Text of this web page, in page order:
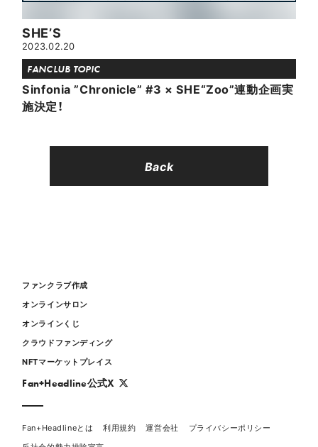
SHE’S
2023.02.20
FANCLUB TOPIC
Sinfonia ”Chronicle” #3 × SHE“Zoo”連動企画実
施決定！
Back
ファンクラブ作成
オンラインサロン
オンラインくじ
クラウドファンディング
NFTマーケットプレイス
Fan+Headline公式X
Fan+Headlineとは 利用規約 運営会社
プライバシーポリシー